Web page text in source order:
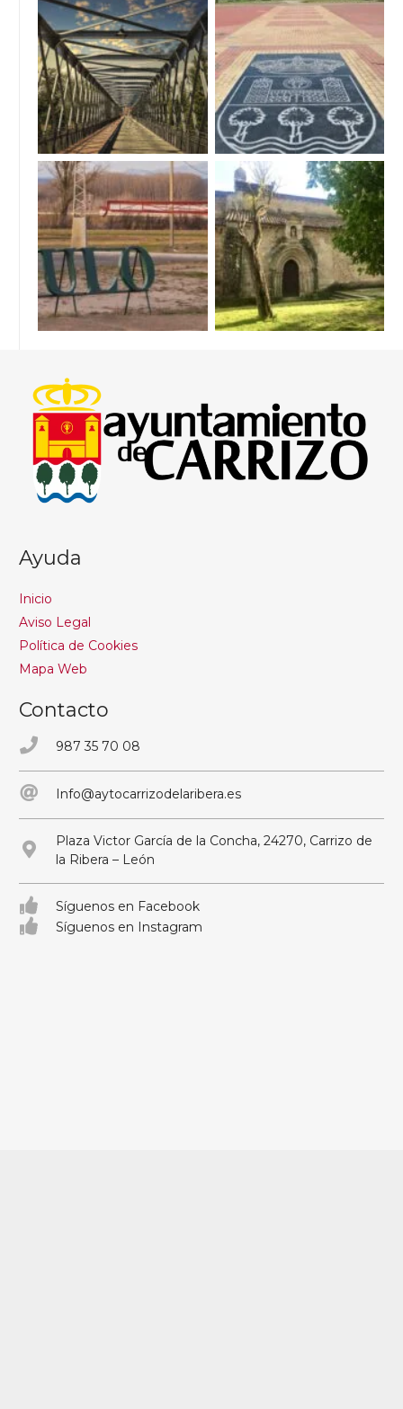
Ayuda
Inicio
Aviso Legal
Política de Cookies
Mapa Web
Contacto
987 35 70 08
Info@aytocarrizodelaribera.es
Plaza Victor García de la Concha, 24270, Carrizo de
la Ribera – León
Síguenos en Facebook
Síguenos en Instagram